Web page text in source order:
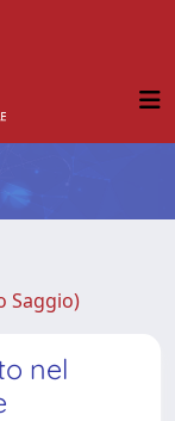
Saggio)
nel